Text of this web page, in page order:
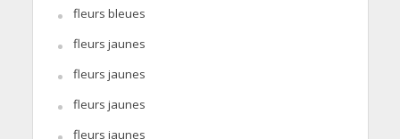
fleurs bleues
fleurs jaunes
fleurs jaunes
fleurs jaunes
fleurs jaunes